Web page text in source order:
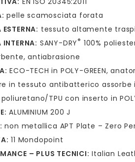
pelle scamosciata forata
ESTERNA: tessuto altamente
INTERNA: SANY-DRY ® 100%
antiabrasione
ECO-TECH in POLY-GREEN,
in tessuto antibatterico
poliuretano/TPU con inserto in
ALUMINIUM 200 J
non metallica APT Plate – Zero
11 Mondopoint
– PLUS TECNICI: Italian